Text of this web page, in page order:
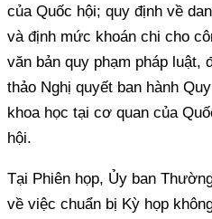
của Quốc hội; quy định về
và định mức khoán chi cho
văn bản quy phạm pháp luật,
thảo Nghị quyết ban hành
khoa học tại cơ quan của
hội.
Tại Phiên họp, Ủy ban
về việc chuẩn bị Kỳ họp